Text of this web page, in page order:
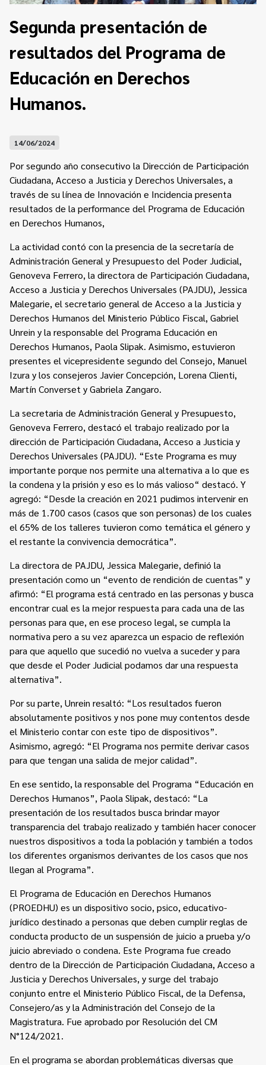
Convenios
Concursos
Acceso a la información Pública
Pedido de Acceso a la Información online
Plan de Gobierno Abierto en la Justicia
Recursos y Acceso a la Justicia
Repositorio de Datos Abiertos
Programa Educación en Derechos Humanos
Cuento con Derechos
Transparencia
Contacto
Segunda presentación de
resultados del Programa de
Educación en Derechos
Humanos.
14/06/2024
Por segundo año consecutivo la Dirección de Participación
Ciudadana, Acceso a Justicia y Derechos Universales, a
través de su línea de Innovación e Incidencia presenta
resultados de la performance del Programa de Educación
en Derechos Humanos,
La actividad contó con la presencia de la secretaría de
Administración General y Presupuesto del Poder Judicial,
Genoveva Ferrero, la directora de Participación Ciudadana,
Acceso a Justicia y Derechos Universales (PAJDU), Jessica
Malegarie, el secretario general de Acceso a la Justicia y
Derechos Humanos del Ministerio Público Fiscal, Gabriel
Unrein y la responsable del Programa Educación en
Derechos Humanos, Paola Slipak. Asimismo, estuvieron
presentes el vicepresidente segundo del Consejo, Manuel
Izura y los consejeros Javier Concepción, Lorena Clienti,
Martín Converset y Gabriela Zangaro.
La secretaria de Administración General y Presupuesto,
Genoveva Ferrero, destacó el trabajo realizado por la
dirección de Participación Ciudadana, Acceso a Justicia y
Derechos Universales (PAJDU). “Este Programa es muy
importante porque nos permite una alternativa a lo que es
la condena y la prisión y eso es lo más valioso“ destacó. Y
agregó: “Desde la creación en 2021 pudimos intervenir en
más de 1.700 casos (casos que son personas) de los cuales
el 65% de los talleres tuvieron como temática el género y
el restante la convivencia democrática”.
La directora de PAJDU, Jessica Malegarie, definió la
presentación como un “evento de rendición de cuentas” y
afirmó: “El programa está centrado en las personas y busca
encontrar cual es la mejor respuesta para cada una de las
personas para que, en ese proceso legal, se cumpla la
normativa pero a su vez aparezca un espacio de reflexión
para que aquello que sucedió no vuelva a suceder y para
que desde el Poder Judicial podamos dar una respuesta
alternativa”.
Por su parte, Unrein resaltó: “Los resultados fueron
absolutamente positivos y nos pone muy contentos desde
el Ministerio contar con este tipo de dispositivos”.
Asimismo, agregó: “El Programa nos permite derivar casos
para que tengan una salida de mejor calidad”.
En ese sentido, la responsable del Programa “Educación en
Derechos Humanos”, Paola Slipak, destacó: “La
presentación de los resultados busca brindar mayor
transparencia del trabajo realizado y también hacer conocer
nuestros dispositivos a toda la población y también a todos
los diferentes organismos derivantes de los casos que nos
llegan al Programa”.
El Programa de Educación en Derechos Humanos
(PROEDHU) es un dispositivo socio, psico, educativo-
jurídico destinado a personas que deben cumplir reglas de
conducta producto de un suspensión de juicio a prueba y/o
juicio abreviado o condena. Este Programa fue creado
dentro de la Dirección de Participación Ciudadana, Acceso a
Justicia y Derechos Universales, y surge del trabajo
conjunto entre el Ministerio Público Fiscal, de la Defensa,
Consejero/as y la Administración del Consejo de la
Magistratura. Fue aprobado por Resolución del CM
N°124/2021.
En el programa se abordan problemáticas diversas que